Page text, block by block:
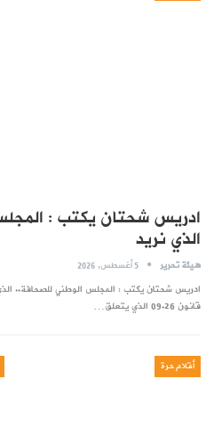
ادريس شحتان يكتب :
الذي نريد
هيئة تحرير 5 أغسطس, 2026
ادريس شحتان يكتب : المجلس الوطني للصحافة..
قانون 09.26 الذي يتعلق…
أقلام حرة